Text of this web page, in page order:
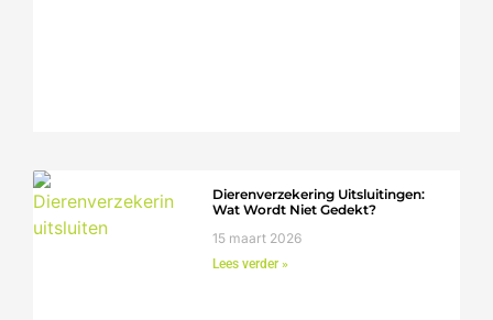
Dierenverzekering Uitsluitingen:
Wat Wordt Niet Gedekt?
15 maart 2026
Lees verder »